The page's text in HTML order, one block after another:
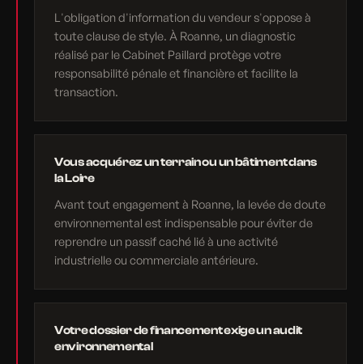
L'obligation d'information du vendeur s'oppose à
toute clause de style. À Roanne, un diagnostic
réalisé par le Cabinet Paillard protège votre
responsabilité pénale et financière et facilite la
transaction.
Vous acquérez un terrain ou un bâtiment dans
la Loire
Avant tout engagement à Roanne, la levée de doute
environnemental est indispensable pour éviter de
reprendre un passif caché lié à une activité
industrielle ou commerciale antérieure.
Votre dossier de financement exige un audit
environnemental